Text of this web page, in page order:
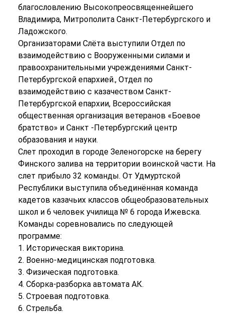
благословлению Высокопреосвященнейшего
Владимира, Митрополита Санкт-Петербургского и
Ладожского.
Организаторами Слёта выступили Отдел по
взаимодействию с Вооруженными силами и
правоохранительными учреждениями Санкт-
Петербургской епархией., Отдел по
взаимодействию с казачеством Санкт-
Петербургской епархии, Всероссийская
общественная организация ветеранов «Боевое
братство» и Санкт -Петербургский центр
образования и науки.
Слет проходил в городе Зеленогорске на берегу
Финского залива на территории воинской части. На
слет прибыло 32 команды. От Удмуртской
Республики выступила объединённая команда
кадетов казачьих классов общеобразовательных
школ и 6 человек училища № 6 города Ижевска.
Команды соревновались по следующей
программе:
1. Историческая викторина.
2. Военно-медицинская подготовка.
3. Физическая подготовка.
4. Сборка-разборка автомата АК.
5. Строевая подготовка.
6. Стрельба.